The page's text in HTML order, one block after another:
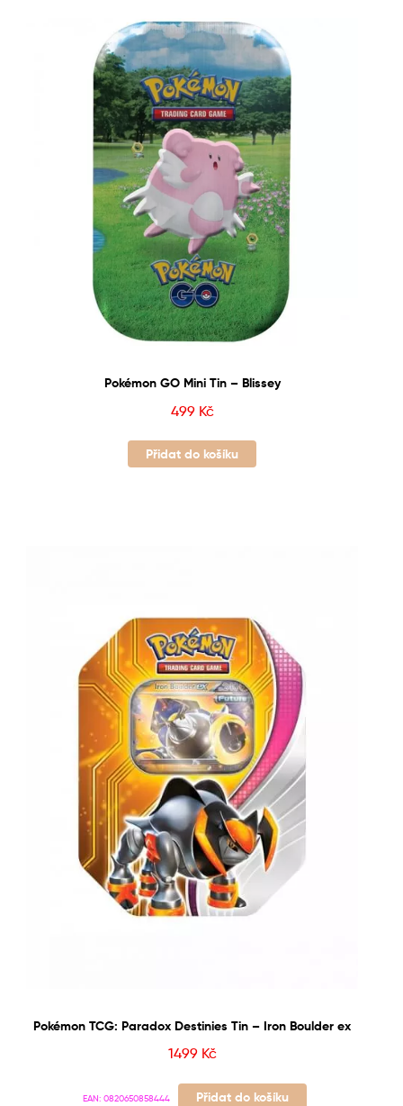
Pokémon GO Mini Tin – Blissey
499 Kč
Přidat do košíku
Pokémon TCG: Paradox Destinies Tin – Iron Boulder ex
1499 Kč
EAN: 0820650858444 Přidat do košíku